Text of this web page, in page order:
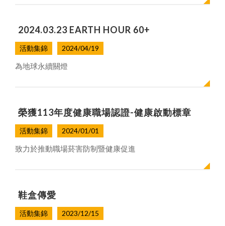
2024.03.23 EARTH HOUR 60+
活動集錦 2024/04/19
為地球永續關燈
榮獲113年度健康職場認證-健康啟動標章
活動集錦 2024/01/01
致力於推動職場菸害防制暨健康促進
鞋盒傳愛
活動集錦 2023/12/15